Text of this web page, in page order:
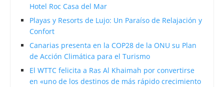
Hotel Roc Casa del Mar
Playas y Resorts de Lujo: Un Paraíso de Relajación y
Confort
Canarias presenta en la COP28 de la ONU su Plan
de Acción Climática para el Turismo
El WTTC felicita a Ras Al Khaimah por convertirse
en «uno de los destinos de más rápido crecimiento